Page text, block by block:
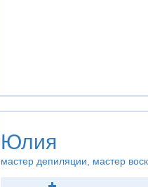
Юлия
мастер депиляции , мастер